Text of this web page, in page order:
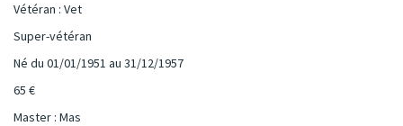
Vétéran : Vet
Super-vétéran
Né du 01/01/1951 au 31/12/1957
65 €
Master : Mas